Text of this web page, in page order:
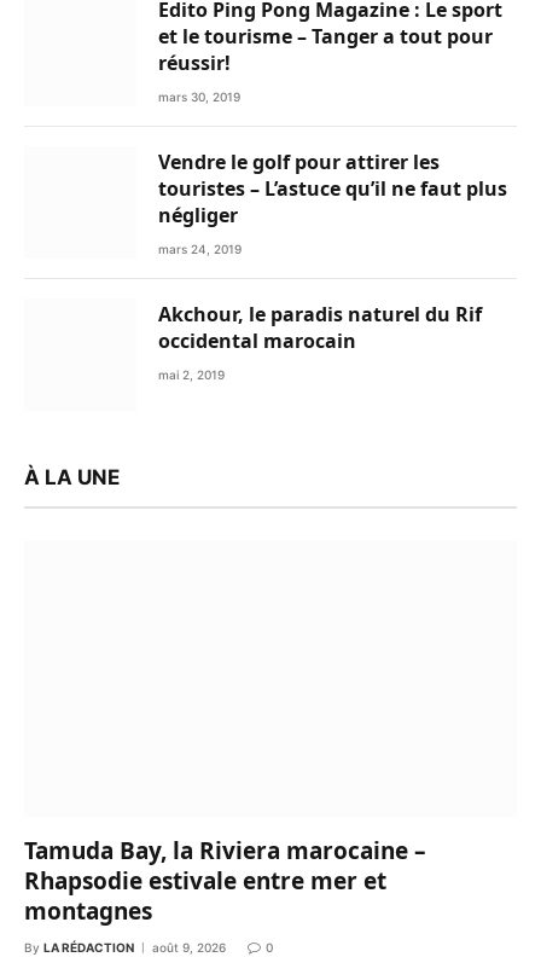
Edito Ping Pong Magazine : Le sport
et le tourisme – Tanger a tout pour
réussir!
mars 30, 2019
Vendre le golf pour attirer les
touristes – L’astuce qu’il ne faut plus
négliger
mars 24, 2019
Akchour, le paradis naturel du Rif
occidental marocain
mai 2, 2019
À LA UNE
Tamuda Bay, la Riviera marocaine –
Rhapsodie estivale entre mer et
montagnes
By LA RÉDACTION août 9, 2026 0